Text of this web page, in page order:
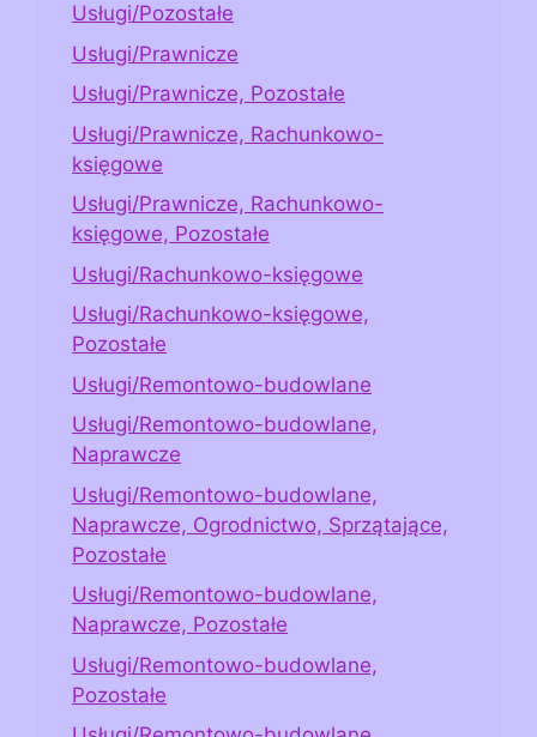
Usługi/Pozostałe
Usługi/Prawnicze
Usługi/Prawnicze, Pozostałe
Usługi/Prawnicze, Rachunkowo-
księgowe
Usługi/Prawnicze, Rachunkowo-
księgowe, Pozostałe
Usługi/Rachunkowo-księgowe
Usługi/Rachunkowo-księgowe,
Pozostałe
Usługi/Remontowo-budowlane
Usługi/Remontowo-budowlane,
Naprawcze
Usługi/Remontowo-budowlane,
Naprawcze, Ogrodnictwo, Sprzątające,
Pozostałe
Usługi/Remontowo-budowlane,
Naprawcze, Pozostałe
Usługi/Remontowo-budowlane,
Pozostałe